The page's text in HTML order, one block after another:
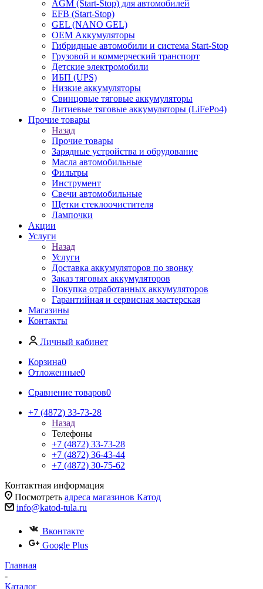
AGM (Start-Stop) для автомобилей
EFB (Start-Stop)
GEL (NANO GEL)
OEM Аккумуляторы
Гибридные автомобили и система Start-Stop
Грузовой и коммерческий транспорт
Детские электромобили
ИБП (UPS)
Низкие аккумуляторы
Свинцовые тяговые аккумуляторы
Литиевые тяговые аккумуляторы (LiFePo4)
Прочие товары
Назад
Прочие товары
Зарядные устройства и обрудование
Масла автомобильные
Фильтры
Инструмент
Свечи автомобильные
Щетки стеклоочистителя
Лампочки
Акции
Услуги
Назад
Услуги
Доставка аккумуляторов по звонку
Заказ тяговых аккумуляторов
Покупка отработанных аккумуляторов
Гарантийная и сервисная мастерская
Магазины
Контакты
Личный кабинет
Корзина0
Отложенные0
Сравнение товаров0
+7 (4872) 33-73-28
Назад
Телефоны
+7 (4872) 33-73-28
+7 (4872) 36-43-44
+7 (4872) 30-75-62
Контактная информация
Посмотреть адреса магазинов Катод
info@katod-tula.ru
Вконтакте
Google Plus
Главная
-
Каталог